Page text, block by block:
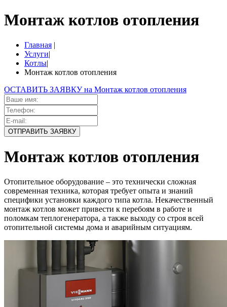
Монтаж котлов отопления
Главная |
Услуги|
Котлы|
Монтаж котлов отопления
ОСТАВИТЬ ЗАЯВКУ на Монтаж котлов отопления
Монтаж котлов отопления
Отопительное оборудование – это технически сложная
современная техника, которая требует опыта и знаний
специфики установки каждого типа котла. Некачественный
монтаж котлов может привести к перебоям в работе и
поломкам теплогенератора, а также выходу со строя всей
отопительной системы дома и аварийным ситуациям.